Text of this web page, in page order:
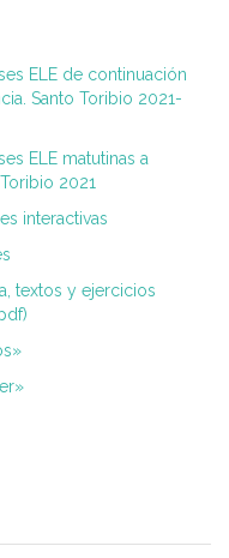
ELE de continuación
Santo Toribio 2021-
ELE matutinas a
2021
interactivas
textos y ejercicios